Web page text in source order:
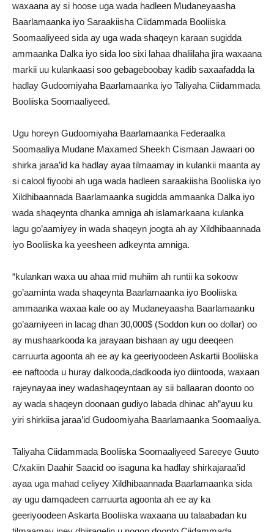
waxaana ay si hoose uga wada hadleen Mudaneyaasha
Baarlamaanka iyo Saraakiisha Ciidammada Booliiska
Soomaaliyeed sida ay uga wada shaqeyn karaan sugidda
ammaanka Dalka iyo sida loo sixi lahaa dhaliilaha jira waxaana
markii uu kulankaasi soo gebageboobay kadib saxaafadda la
hadlay Gudoomiyaha Baarlamaanka iyo Taliyaha Ciidammada
Booliiska Soomaaliyeed.
Ugu horeyn Gudoomiyaha Baarlamaanka Federaalka
Soomaaliya Mudane Maxamed Sheekh Cismaan Jawaari oo
shirka jaraa’id ka hadlay ayaa tilmaamay in kulankii maanta ay
si calool fiyoobi ah uga wada hadleen saraakiisha Booliiska iyo
Xildhibaannada Baarlamaanka sugidda ammaanka Dalka iyo
wada shaqeynta dhanka amniga ah islamarkaana kulanka
lagu go’aamiyey in wada shaqeyn joogta ah ay Xildhibaannada
iyo Booliiska ka yeesheen adkeynta amniga.
“kulankan waxa uu ahaa mid muhiim ah runtii ka sokoow
go’aaminta wada shaqeynta Baarlamaanka iyo Booliiska
ammaanka waxaa kale oo ay Mudaneyaasha Baarlamaanku
go’aamiyeen in lacag dhan 30,000$ (Soddon kun oo dollar) oo
ay mushaarkooda ka jarayaan bishaan ay ugu deeqeen
carruurta agoonta ah ee ay ka geeriyoodeen Askartii Booliiska
ee naftooda u huray dalkooda,dadkooda iyo diintooda, waxaan
rajeynayaa iney wadashaqeyntaan ay sii ballaaran doonto oo
ay wada shaqeyn doonaan gudiyo labada dhinac ah”ayuu ku
yiri shirkiisa jaraa’id Gudoomiyaha Baarlamaanka Soomaaliya.
Taliyaha Ciidammada Booliiska Soomaaliyeed Sareeye Guuto
C/xakiin Daahir Saacid oo isaguna ka hadlay shirkajaraa’id
ayaa uga mahad celiyey Xildhibaannada Baarlamaanka sida
ay ugu damqadeen carruurta agoonta ah ee ay ka
geeriyoodeen Askarta Booliiska waxaana uu talaabadan ku